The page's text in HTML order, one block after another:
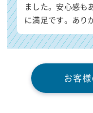
ました。安心感も
に満足です。あり
お客